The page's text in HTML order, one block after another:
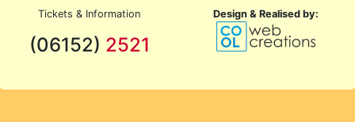
Tickets & Information
(06152) 2521
Design & Realised by: